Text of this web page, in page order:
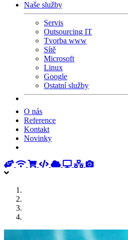
Naše služby
Servis
Outsourcing IT
Tvorba www
Sítě
Microsoft
Linux
Google
Ostatní služby
O nás
Reference
Kontakt
Novinky